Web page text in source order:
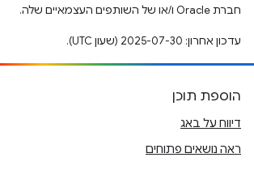
חברת Oracle ו/או של השותפים העצמאיים שלה.
עדכון אחרון: 2025-07-30 (שעון UTC).
הוספת תוכן
דיווח על באג
ראה נושאים פתוחים